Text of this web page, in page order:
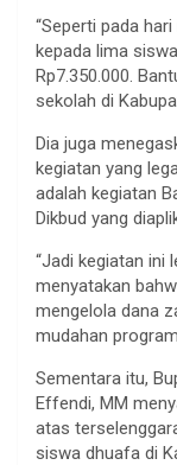
“Seperti pada
kepada lima
Rp7.350.000.
sekolah di
Dia juga
kegiatan yang
adalah kegiatan
Dikbud yang
“Jadi kegiatan ini
menyatakan
mengelola dana
mudahan
Sementara itu,
Effendi, MM
atas
siswa dhuafa di